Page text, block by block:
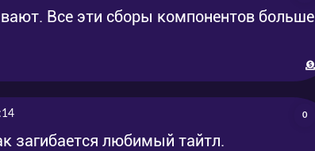
Все эти сборы компонентов больше
0
загибается любимый тайтл.